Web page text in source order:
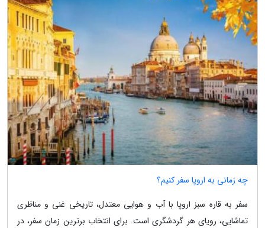
چه زمانی به اروپا سفر کنیم؟
سفر به قاره سبز اروپا با آب و هوایی معتدل، تاریخی غنی و مناظری
تماشایی، رویای هر گردشگری است. برای انتخاب برترین زمان سفر، در